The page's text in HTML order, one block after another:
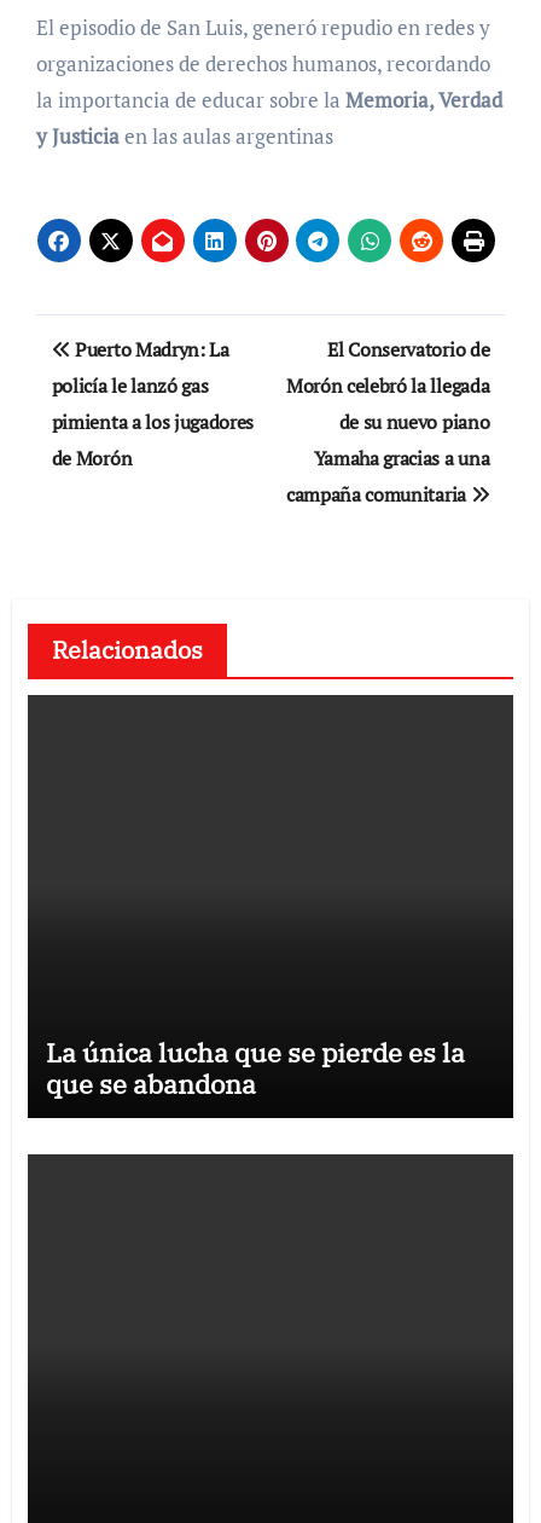
El episodio de San Luis, generó repudio en redes y
organizaciones de derechos humanos, recordando
la importancia de educar sobre la Memoria, Verdad
y Justiciaen las aulas argentinas
Navegación
de
entradas
Puerto Madryn: La
policía le lanzó gas
pimienta a los jugadores
de Morón
El Conservatorio de
Morón celebró la llegada
de su nuevo piano
Yamaha gracias a una
campaña comunitaria
Relacionados
La única lucha que se pierde es la
que se abandona